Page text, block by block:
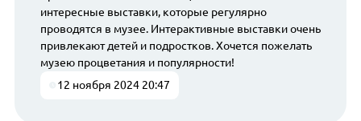
интересные выставки, которые регулярно
проводятся в музее. Интерактивные выставки очень
привлекают детей и подростков. Хочется пожелать
музею процветания и популярности!
12 ноября 2024 20:47